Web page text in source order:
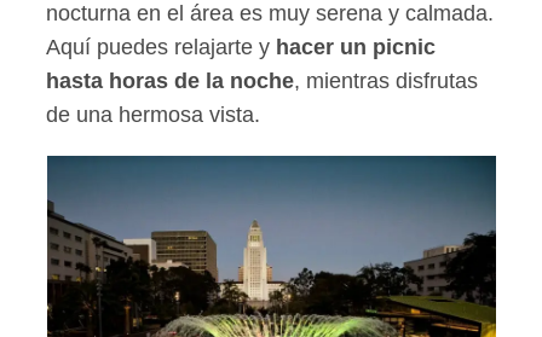
nocturna en el área es muy serena y calmada.
Aquí puedes relajarte y hacer un picnic
hasta horas de la noche, mientras disfrutas
de una hermosa vista.